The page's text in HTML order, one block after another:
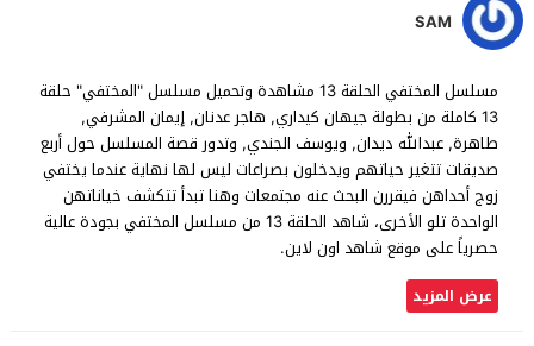
SAM
مسلسل المختفي الحلقة 13 مشاهدة وتحميل مسلسل "المختفي" حلقة
13 كاملة من بطولة جيهان كيداري, هاجر عدنان, إيمان المشرفي,
طاهرة, عبدالله ديدان, ويوسف الجندي, وتدور قصة المسلسل حول أربع
صديقات تتغير حياتهم ويدخلون بصراعات ليس لها نهاية عندما يختفي
زوج أحداهن فيقررن البحث عنه مجتمعات وهنا تبدأ تتكشف خياناتهن
الواحدة تلو الأخرى، شاهد الحلقة 13 من مسلسل المختفي بجودة عالية
حصرياً على موقع شاهد اون لاين.
عرض المزيد